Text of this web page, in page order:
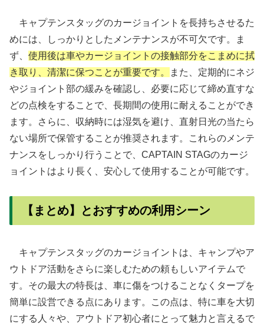
キャプテンスタッグのカージョイントを長持ちさせるた
めには、しっかりとしたメンテナンスが不可欠です。ま
ず、 使用後は車やカージョイントの接触部分をこまめに拭
き取り、清潔に保つことが重要です。
また、定期的にネジ
やジョイント部の緩みを確認し、必要に応じて締め直すな
どの点検をすることで、長期間の使用に耐えることができ
ます。さらに、収納時には湿気を避け、直射日光の当たら
ない場所で保管することが推奨されます。これらのメンテ
ナンスをしっかり行うことで、CAPTAIN STAGのカージ
ョイントはより長く、安心して使用することが可能です。
【まとめ】とおすすめの利用シーン
キャプテンスタッグのカージョイントは、キャンプやア
ウトドア活動をさらに楽しむための頼もしいアイテムで
す。その最大の特長は、車に傷をつけることなくタープを
簡単に設営できる点にあります。この点は、特に車を大切
にする人々や、アウトドア初心者にとって魅力と言えるで